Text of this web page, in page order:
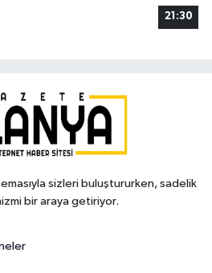
21:30
sizleri buluştururken, sadelik
bir araya getiriyor.